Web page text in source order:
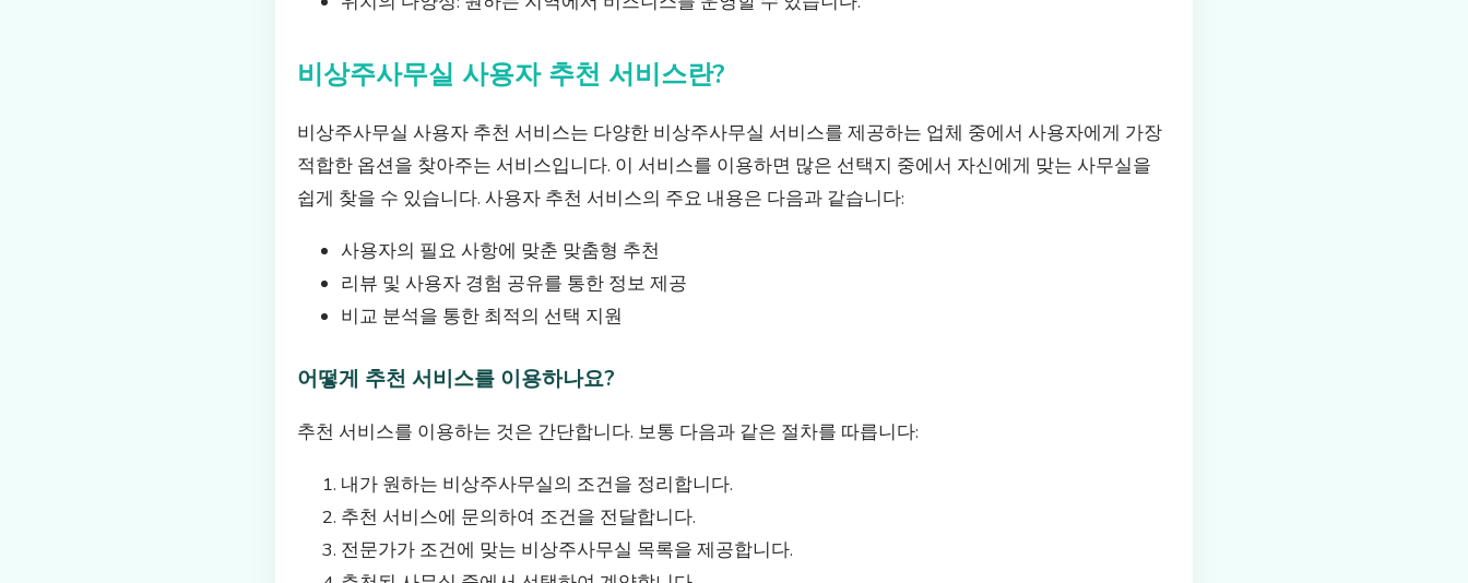
비상주사무실 사용자 추천 서비스란?
비상주사무실 사용자 추천 서비스는 다양한 비상주사무실 서비스를 제공하는 업체 중에서 사용자에게 가장
적합한 옵션을 찾아주는 서비스입니다. 이 서비스를 이용하면 많은 선택지 중에서 자신에게 맞는 사무실을
쉽게 찾을 수 있습니다. 사용자 추천 서비스의 주요 내용은 다음과 같습니다:
사용자의 필요 사항에 맞춘 맞춤형 추천
리뷰 및 사용자 경험 공유를 통한 정보 제공
비교 분석을 통한 최적의 선택 지원
어떻게 추천 서비스를 이용하나요?
추천 서비스를 이용하는 것은 간단합니다. 보통 다음과 같은 절차를 따릅니다:
내가 원하는 비상주사무실의 조건을 정리합니다.
추천 서비스에 문의하여 조건을 전달합니다.
전문가가 조건에 맞는 비상주사무실 목록을 제공합니다.